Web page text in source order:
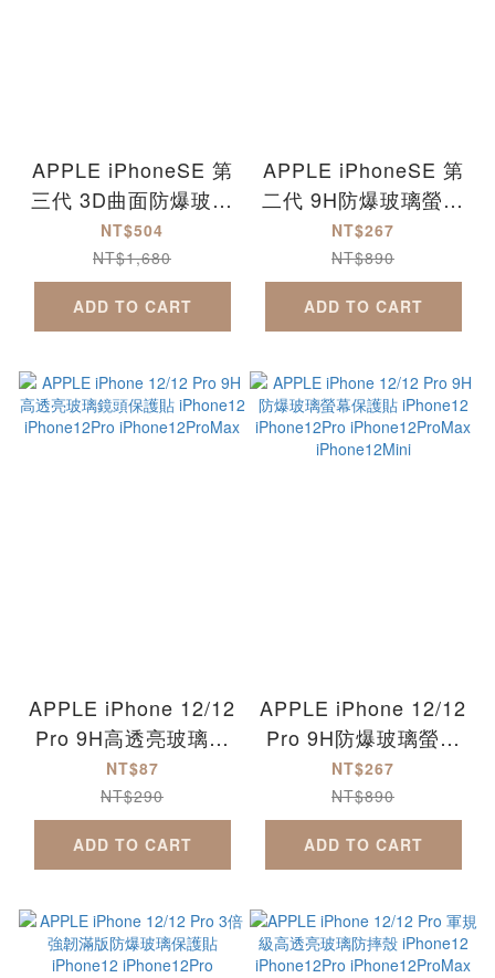
APPLE iPhoneSE 第
三代 3D曲面防爆玻璃
保護貼-滿版 2022版
iPhoneSE3
NT$504
NT$1,680
ADD TO CART
APPLE iPhoneSE 第
二代 9H防爆玻璃螢幕
保護貼 2020版
iPhoneSE2
NT$267
NT$890
ADD TO CART
APPLE iPhone 12/12
Pro 9H高透亮玻璃鏡
頭保護貼 iPhone12
iPhone12Pro
iPhone12ProMax
NT$87
NT$290
ADD TO CART
APPLE iPhone 12/12
Pro 9H防爆玻璃螢幕
保護貼 iPhone12
iPhone12Pro
iPhone12ProMax
iPhone12Mini
NT$267
NT$890
ADD TO CART